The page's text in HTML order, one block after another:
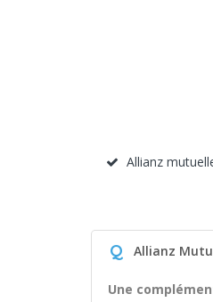
Allianz
Q Allianz
Une